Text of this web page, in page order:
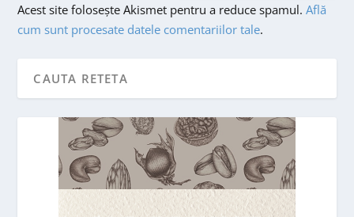
Acest site folosește Akismet pentru a reduce spamul.Află
cum sunt procesate datele comentariilor tale.